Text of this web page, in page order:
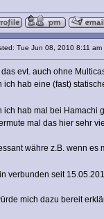
Tue Jun 08, 2010 8:11 am
das evt. auch ohne
ich hab eine (fast)
ich hab mal bei Hamachi
mal das hier sehr
währe z.B. wenn
verbunden seit
mich dazu bereit